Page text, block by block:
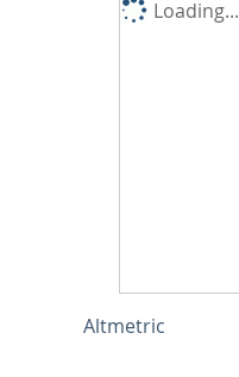
Loading...
Altmetric